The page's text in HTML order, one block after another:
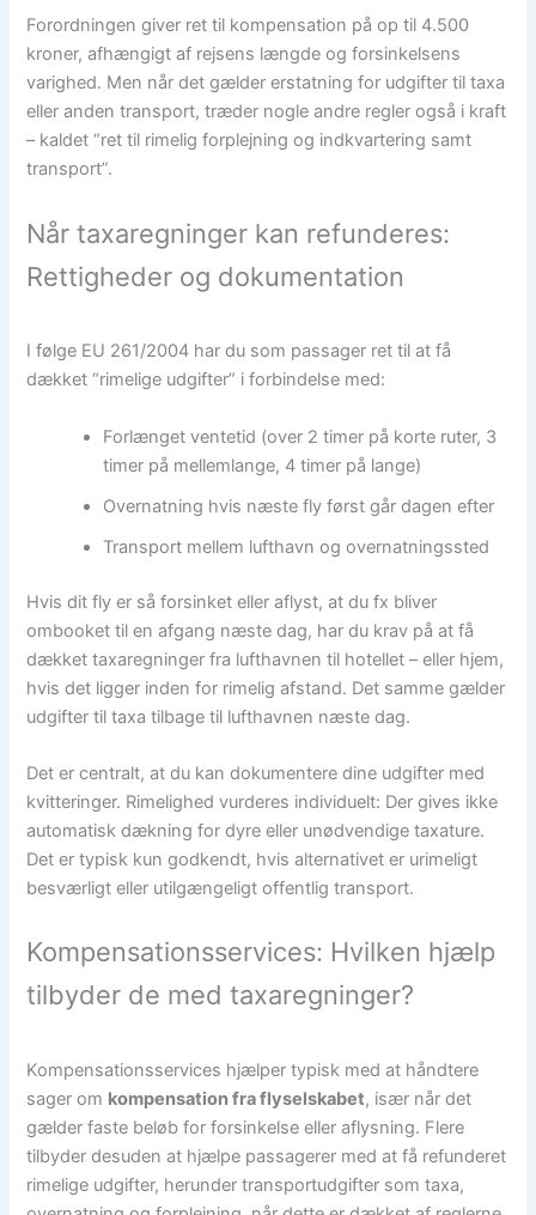
Forordningen giver ret til kompensation på op til 4.500
kroner, afhængigt af rejsens længde og forsinkelsens
varighed. Men når det gælder erstatning for udgifter til taxa
eller anden transport, træder nogle andre regler også i kraft
– kaldet “ret til rimelig forplejning og indkvartering samt
transport”.
Når taxaregninger kan refunderes:
Rettigheder og dokumentation
I følge EU 261/2004 har du som passager ret til at få
dækket “rimelige udgifter” i forbindelse med:
Forlænget ventetid (over 2 timer på korte ruter, 3
timer på mellemlange, 4 timer på lange)
Overnatning hvis næste fly først går dagen efter
Transport mellem lufthavn og overnatningssted
Hvis dit fly er så forsinket eller aflyst, at du fx bliver
ombooket til en afgang næste dag, har du krav på at få
dækket taxaregninger fra lufthavnen til hotellet – eller hjem,
hvis det ligger inden for rimelig afstand. Det samme gælder
udgifter til taxa tilbage til lufthavnen næste dag.
Det er centralt, at du kan dokumentere dine udgifter med
kvitteringer. Rimelighed vurderes individuelt: Der gives ikke
automatisk dækning for dyre eller unødvendige taxature.
Det er typisk kun godkendt, hvis alternativet er urimeligt
besværligt eller utilgængeligt offentlig transport.
Kompensationsservices: Hvilken hjælp
tilbyder de med taxaregninger?
Kompensationsservices hjælper typisk med at håndtere
sager om kompensation fra flyselskabet, især når det
gælder faste beløb for forsinkelse eller aflysning. Flere
tilbyder desuden at hjælpe passagerer med at få refunderet
rimelige udgifter, herunder transportudgifter som taxa,